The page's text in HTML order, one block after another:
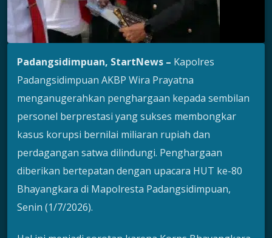
Padangsidimpuan, StartNews – Kapolres
Padangsidimpuan AKBP Wira Prayatna
menganugerahkan penghargaan kepada sembilan
personel berprestasi yang sukses membongkar
kasus korupsi bernilai miliaran rupiah dan
perdagangan satwa dilindungi. Penghargaan
diberikan bertepatan dengan upacara HUT ke-80
Bhayangkara di Mapolresta Padangsidimpuan,
Senin (1/7/2026).